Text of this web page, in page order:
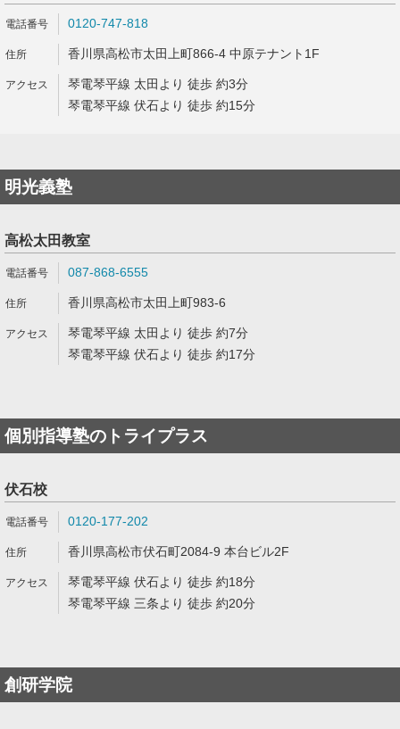
0120-747-818
香川県高松市太田上町866-4 中原テナント1F
琴電琴平線 太田より 徒歩 約3分
琴電琴平線 伏石より 徒歩 約15分
明光義塾
高松太田教室
087-868-6555
香川県高松市太田上町983-6
琴電琴平線 太田より 徒歩 約7分
琴電琴平線 伏石より 徒歩 約17分
個別指導塾のトライプラス
伏石校
0120-177-202
香川県高松市伏石町2084-9 本台ビル2F
琴電琴平線 伏石より 徒歩 約18分
琴電琴平線 三条より 徒歩 約20分
創研学院